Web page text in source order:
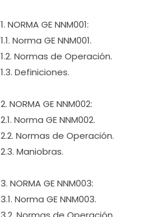
1. NORMA GE NNM001:
1.1. Norma GE NNM001.
1.2. Normas de Operación.
1.3. Definiciones.
2. NORMA GE NNM002:
2.1. Norma GE NNM002.
2.2. Normas de Operación.
2.3. Maniobras.
3. NORMA GE NNM003:
3.1. Norma GE NNM003.